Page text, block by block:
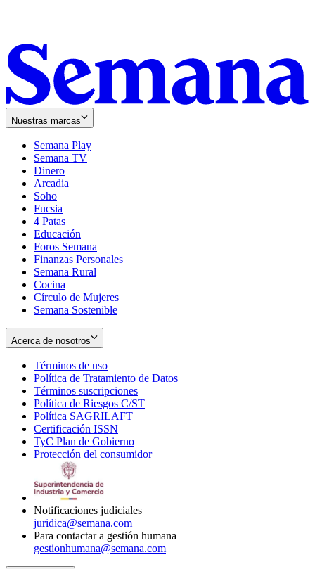
Nuestras marcas
Semana Play
Semana TV
Dinero
Arcadia
Soho
in
new
window
Fucsia
in
new
window
4 Patas
Educación
Foros Semana
Finanzas Personales
Semana Rural
Cocina
Círculo de Mujeres
Semana Sostenible
Acerca de nosotros
Términos de uso
in
new
window
Política de Tratamiento de Datos
Términos suscripciones
in
Política de Riesgos C/ST
Política SAGRILAFT
new
window
Certificación ISSN
in
new
TyC Plan de Gobierno
in
Protección del consumidorOpens
Notificaciones judiciales
juridica@semana.com
Para contactar a gestión humana
gestionhumana@semana.com